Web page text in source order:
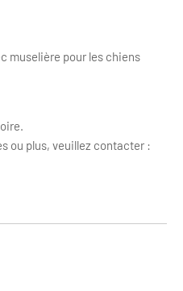
Fleuris
muselière pour les chiens
ou plus, veuillez contacter :